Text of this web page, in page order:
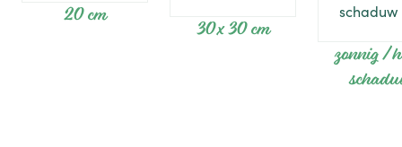
20 cm
30 x 30 cm
zonnig /